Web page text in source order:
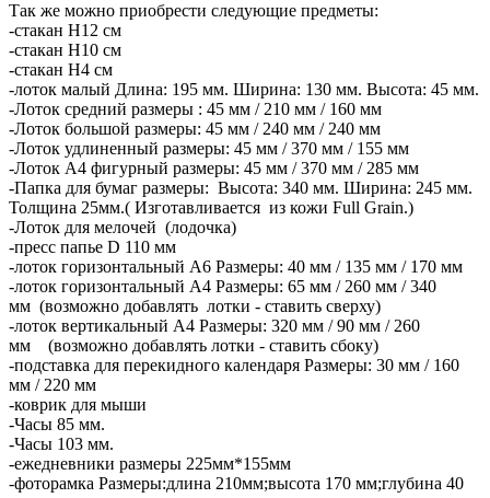
Так же можно приобрести следующие предметы:
-стакан Н12 см
-стакан Н10 см
-стакан Н4 см
-лоток малый Длина: 195 мм. Ширина: 130 мм. Высота: 45 мм.
-Лоток средний размеры : 45 мм / 210 мм / 160 мм
-Лоток большой размеры: 45 мм / 240 мм / 240 мм
-Лоток удлиненный размеры: 45 мм / 370 мм / 155 мм
-Лоток А4 фигурный размеры: 45 мм / 370 мм / 285 мм
-Папка для бумаг размеры: Высота: 340 мм. Ширина: 245 мм.
Толщина 25мм.( Изготавливается из кожи Full Grain.)
-Лоток для мелочей (лодочка)
-пресс папье D 110 мм
-лоток горизонтальный А6 Размеры: 40 мм / 135 мм / 170 мм
-лоток горизонтальный А4 Размеры: 65 мм / 260 мм / 340
мм (возможно добавлять лотки - ставить сверху)
-лоток вертикальный А4 Размеры: 320 мм / 90 мм / 260
мм (возможно добавлять лотки - ставить сбоку)
-подставка для перекидного календаря Размеры: 30 мм / 160
мм / 220 мм
-коврик для мыши
-Часы 85 мм.
-Часы 103 мм.
-ежедневники размеры 225мм*155мм
-фоторамка Размеры:длина 210мм;высота 170 мм;глубина 40